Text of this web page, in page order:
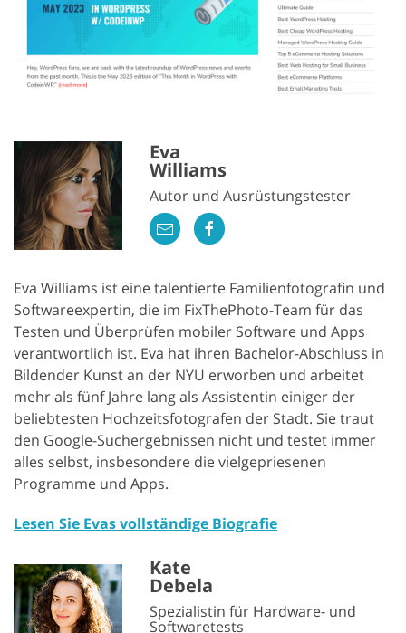
Eva
Williams
Autor und Ausrüstungstester
Eva Williams ist eine talentierte Familienfotografin und
Softwareexpertin, die im FixThePhoto-Team für das
Testen und Überprüfen mobiler Software und Apps
verantwortlich ist. Eva hat ihren Bachelor-Abschluss in
Bildender Kunst an der NYU erworben und arbeitet
mehr als fünf Jahre lang als Assistentin einiger der
beliebtesten Hochzeitsfotografen der Stadt. Sie traut
den Google-Suchergebnissen nicht und testet immer
alles selbst, insbesondere die vielgepriesenen
Programme und Apps.
Lesen Sie Evas vollständige Biografie
Kate
Debela
Spezialistin für Hardware- und
Softwaretests